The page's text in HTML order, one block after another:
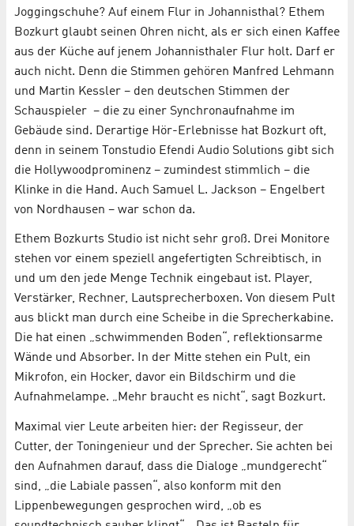
Joggingschuhe? Auf einem Flur in Johannisthal? Ethem
Bozkurt glaubt seinen Ohren nicht, als er sich einen Kaffee
aus der Küche auf jenem Johannisthaler Flur holt. Darf er
auch nicht. Denn die Stimmen gehören Manfred Lehmann
und Martin Kessler – den deutschen Stimmen der
Schauspieler – die zu einer Synchronaufnahme im
Gebäude sind. Derartige Hör-Erlebnisse hat Bozkurt oft,
denn in seinem Tonstudio Efendi Audio Solutions gibt sich
die Hollywoodprominenz – zumindest stimmlich – die
Klinke in die Hand. Auch Samuel L. Jackson – Engelbert
von Nordhausen – war schon da.
Ethem Bozkurts Studio ist nicht sehr groß. Drei Monitore
stehen vor einem speziell angefertigten Schreibtisch, in
und um den jede Menge Technik eingebaut ist. Player,
Verstärker, Rechner, Lautsprecherboxen. Von diesem Pult
aus blickt man durch eine Scheibe in die Sprecherkabine.
Die hat einen „schwimmenden Boden“, reflektionsarme
Wände und Absorber. In der Mitte stehen ein Pult, ein
Mikrofon, ein Hocker, davor ein Bildschirm und die
Aufnahmelampe. „Mehr braucht es nicht“, sagt Bozkurt.
Maximal vier Leute arbeiten hier: der Regisseur, der
Cutter, der Toningenieur und der Sprecher. Sie achten bei
den Aufnahmen darauf, dass die Dialoge „mundgerecht“
sind, „die Labiale passen“, also konform mit den
Lippenbewegungen gesprochen wird, „ob es